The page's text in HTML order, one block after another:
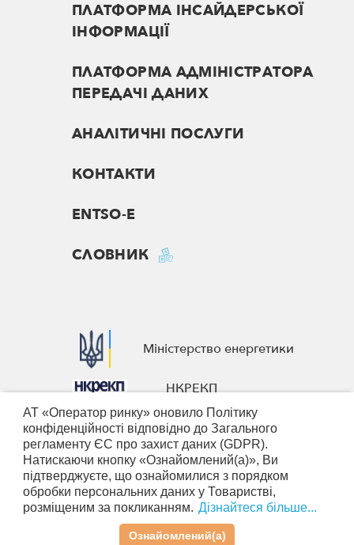
ПЛАТФОРМА ІНСАЙДЕРСЬКОЇ
ІНФОРМАЦІЇ
ПЛАТФОРМА АДМІНІСТРАТОРА
ПЕРЕДАЧІ ДАНИХ
АНАЛІТИЧНІ ПОСЛУГИ
КОНТАКТИ
ENTSO-E
СЛОВНИК
Міністерство енергетики
НКРЕКП
European Business Association
Nominated Electricity Market
Operators
© 2026 АТ «Оператор ринку». Усі права захищені
Політика конфіденційності
Політика використання файлів
АТ «Оператор ринку» оновило Політику
конфіденційності відповідно до Загального
регламенту ЄС про захист даних (GDPR).
Натискаючи кнопку «Ознайомлений(а)», Ви
підтверджуєте, що ознайомилися з порядком
обробки персональних даних у Товаристві,
розміщеним за покликанням. Дізнайтеся більше...
Ознайомлений(а)